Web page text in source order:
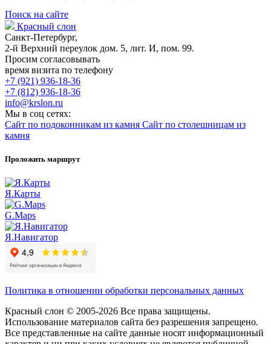
Поиск на сайте
Красный слон
Санкт-Петербург,
2-й Верхний переулок дом. 5, лит. И, пом. 99.
Просим согласовывать
время визита по телефону
+7 (921) 936-18-36
+7 (812) 936-18-36
info@krslon.ru
Мы в соц сетях:
Сайт по подоконникам из камня Сайт по столешницам из
камня
Проложить маршрут
Я.Карты
G.Maps
Я.Навигатор
Политика в отношении обработки персональных данных
Красный слон © 2005-2026 Все права защищены.
Использование материалов сайта без разрешения запрещено.
Все представленные на сайте данные носят информационный